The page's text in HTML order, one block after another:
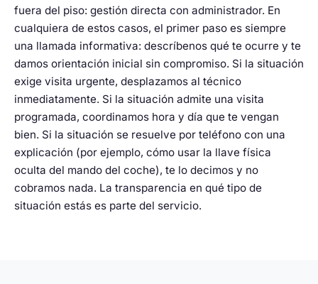
fuera del piso: gestión directa con administrador. En
cualquiera de estos casos, el primer paso es siempre
una llamada informativa: descríbenos qué te ocurre y te
damos orientación inicial sin compromiso. Si la situación
exige visita urgente, desplazamos al técnico
inmediatamente. Si la situación admite una visita
programada, coordinamos hora y día que te vengan
bien. Si la situación se resuelve por teléfono con una
explicación (por ejemplo, cómo usar la llave física
oculta del mando del coche), te lo decimos y no
cobramos nada. La transparencia en qué tipo de
situación estás es parte del servicio.